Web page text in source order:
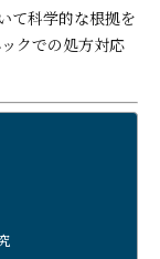
て科学的な根拠を
クでの処方対応